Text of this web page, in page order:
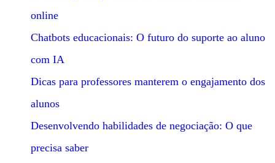
online
Chatbots educacionais: O futuro do suporte ao aluno
com IA
Dicas para professores manterem o engajamento dos
alunos
Desenvolvendo habilidades de negociação: O que
precisa saber